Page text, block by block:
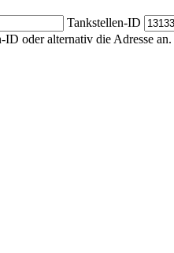
Tankstellen-ID
oder alternativ die Adresse an.